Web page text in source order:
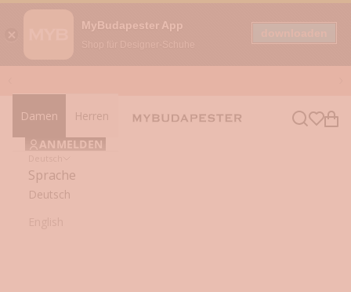
mybudapester
Navigationsmenü öffnen Suche
Damen
Herren
ANMELDEN
Sprache
Deutsch
MyBudapester App